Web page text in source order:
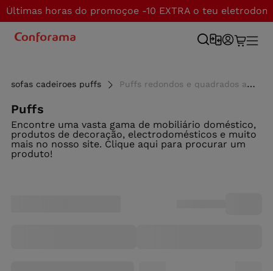
Últimas horas do promoçoe -10 EXTRA o teu
sofas cadeiroes puffs Puffs redondos e quadrados ao melhor preço - Conforama
Puffs
Encontre uma vasta gama de mobiliário doméstico,
produtos de decoração, electrodomésticos e muito
mais no nosso site. Clique aqui para procurar um
produto!